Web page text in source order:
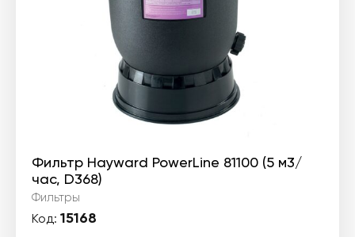
Фильтр Hayward PowerLine 81100 (5 м3/
час, D368)
Фильтры
Код: 15168